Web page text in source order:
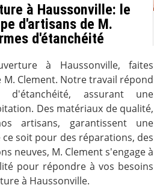
à Haussonville: le
d'artisans de M.
d'étanchéité
à Haussonville, faites
Clement. Notre travail répond
d'étanchéité, assurant une
Des matériaux de qualité,
artisans, garantissent une
soit pour des réparations, des
neuves, M. Clement s'engage à
pour répondre à vos besoins
à Haussonville.